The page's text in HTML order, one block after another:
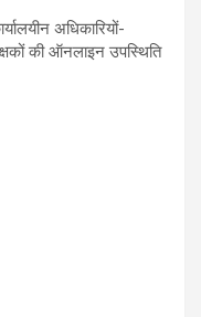
अधिकारियों-
की ऑनलाइन उपस्थिति